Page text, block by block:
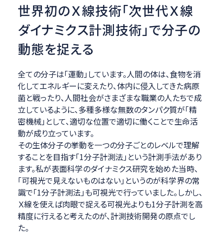
世界初のＸ線技術「次世代Ｘ線
ダイナミクス計測技術」で分子の
動態を捉える
全ての分子は「運動」しています。人間の体は、食物を消
化してエネルギーに変えたり、体内に侵入してきた病原
菌と戦ったり、人間社会がさまざまな職業の人たちで成
立しているように、多種多様な無数のタンパク質が「精
密機械」として、適切な位置で適切に働くことで生命活
動が成り立っています。
その生体分子の挙動を一つの分子ごとのレベルで理解
することを目指す「1分子計測法」という計測手法があり
ます。私が表面科学のダイナミクス研究を始めた当時、
「可視光で見えないものはない」というのが科学界の常
識で「1分子計測法」も可視光で行っていました。しかし、
Ｘ線を使えば肉眼で捉える可視光よりも1分子計測を高
精度に行えると考えたのが、計測技術開発の原点でし
た。